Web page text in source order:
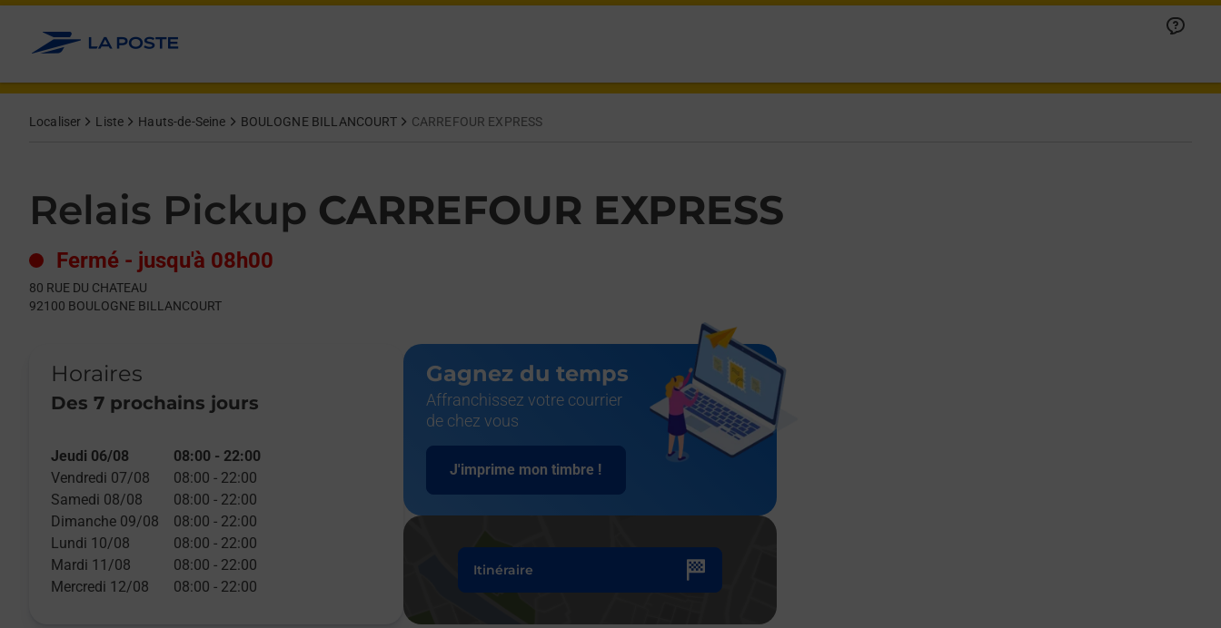
Allez au contenu
Localiser Liste Hauts-de-Seine BOULOGNE BILLANCOURT CARREFOUR EXPRESS
Relais Pickup CARREFOUR EXPRESS
Fermé - jusqu'à 08h00
80 RUE DU CHATEAU
92100 BOULOGNE BILLANCOURT
Horaires
Des 7 prochains jours
Day of the WeekHours
Jeudi 06/08 08:00 - 22:00
Vendredi 07/08
08:00 - 22:00
Samedi 08/08
08:00 - 22:00
Dimanche 09/08
08:00 - 22:00
Lundi 10/08
08:00 - 22:00
Mardi 11/08
08:00 - 22:00
Mercredi 12/08
08:00 - 22:00
Gagnez du temps
Affranchissez votre courrier
de chez vous
J'imprime mon timbre !
Itinéraire
Get directions to Relais Pickup at 80 RUE DU CHATEAU BOULOGNE BILLANCOURT,
lien s'ouvre dans un nouvel onglet